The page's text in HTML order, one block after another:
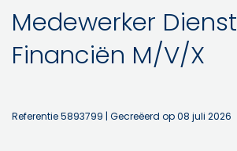
Medewerker Dienst
Financiën M/V/X
Referentie 5893799 | Gecreëerd op 08 juli 2026